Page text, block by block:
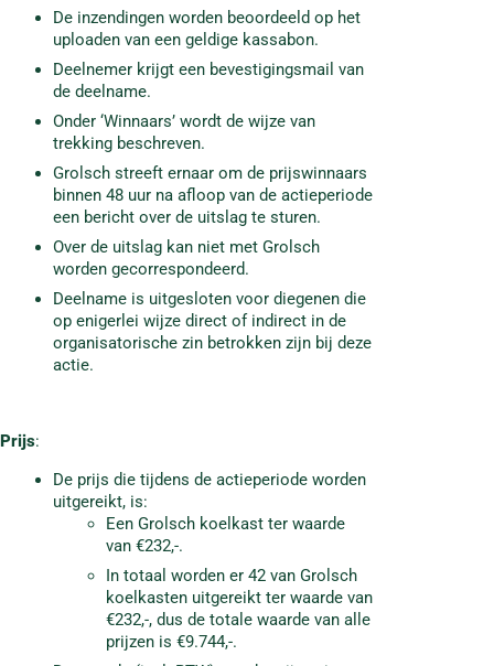
De inzendingen worden beoordeeld op het
uploaden van een geldige kassabon.
Deelnemer krijgt een bevestigingsmail van
de deelname.
Onder ‘Winnaars’ wordt de wijze van
trekking beschreven.
Grolsch streeft ernaar om de prijswinnaars
binnen 48 uur na afloop van de actieperiode
een bericht over de uitslag te sturen.
Over de uitslag kan niet met Grolsch
worden gecorrespondeerd.
Deelname is uitgesloten voor diegenen die
op enigerlei wijze direct of indirect in de
organisatorische zin betrokken zijn bij deze
actie.
Prijs:
De prijs die tijdens de actieperiode worden
uitgereikt, is:
Een Grolsch koelkast ter waarde
van €232,-.
In totaal worden er 42 van Grolsch
koelkasten uitgereikt ter waarde van
€232,-, dus de totale waarde van alle
prijzen is €9.744,-.